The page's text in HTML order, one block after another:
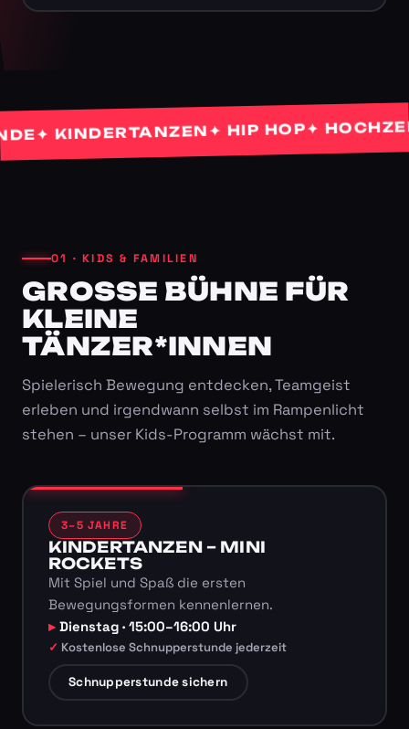
KINDERTANZEN✦ HIP HOP ✦
01 · KIDS & FAMILIEN
GROSSE BÜHNE FÜR K
LEINE T
ÄNZER*INNEN
Spielerisch Bewegung entdecken, Teamgeist
erleben und irgendwann selbst im Rampenlicht
stehen – unser Kids-Programm wächst mit.
3–5 JAHRE
KINDERTANZEN – MINI
ROCKETS
Mit Spiel und Spaß die ersten
Bewegungsformen kennenlernen.
Dienstag · 15:00–16:00 Uhr
Kostenlose Schnupperstunde jederzeit
Schnupperstunde sichern